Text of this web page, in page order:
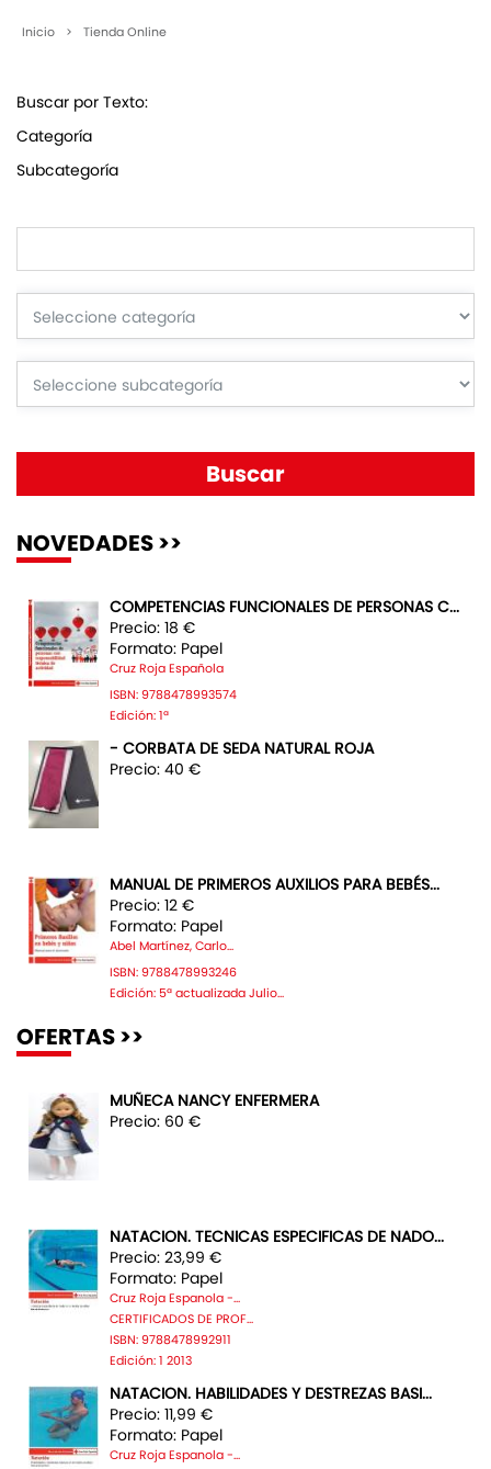
Inicio > Tienda Online
Buscar por Texto:
Categoría
Subcategoría
NOVEDADES >>
COMPETENCIAS FUNCIONALES DE PERSONAS C...
Precio: 18 €
Formato: Papel
Cruz Roja Española
ISBN: 9788478993574
Edición: 1ª
- CORBATA DE SEDA NATURAL ROJA
Precio: 40 €
MANUAL DE PRIMEROS AUXILIOS PARA BEBÉS...
Precio: 12 €
Formato: Papel
Abel Martínez, Carlo...
ISBN: 9788478993246
Edición: 5ª actualizada Julio...
OFERTAS >>
MUÑECA NANCY ENFERMERA
Precio: 60 €
NATACION. TECNICAS ESPECIFICAS DE NADO...
Precio: 23,99 €
Formato: Papel
Cruz Roja Espanola -...
CERTIFICADOS DE PROF...
ISBN: 9788478992911
Edición: 1 2013
NATACION. HABILIDADES Y DESTREZAS BASI...
Precio: 11,99 €
Formato: Papel
Cruz Roja Espanola -...